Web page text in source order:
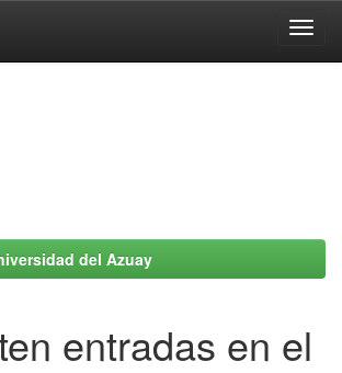
del Azuay
entradas en el